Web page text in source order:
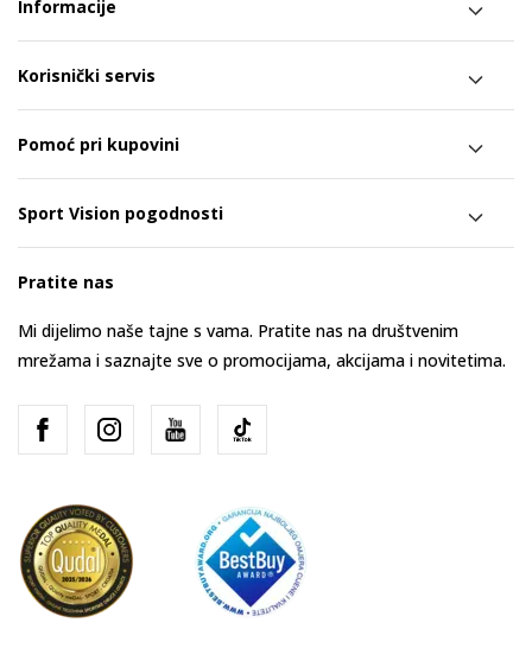
Informacije
Korisnički servis
Pomoć pri kupovini
Sport Vision pogodnosti
Pratite nas
Mi dijelimo naše tajne s vama. Pratite nas na društvenim
mrežama i saznajte sve o promocijama, akcijama i novitetima.